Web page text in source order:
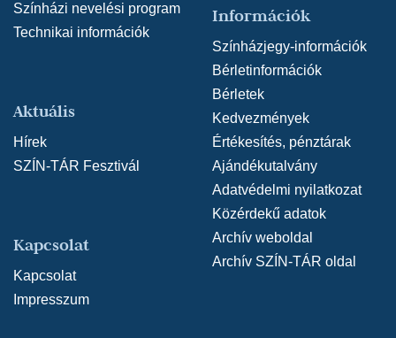
Színházi nevelési program
Technikai információk
Aktuális
Hírek
SZÍN-TÁR Fesztivál
Információk
Színházjegy-információk
Bérletinformációk
Bérletek
Kedvezmények
Értékesítés, pénztárak
Ajándékutalvány
Adatvédelmi nyilatkozat
Közérdekű adatok
Archív weboldal
Archív SZÍN-TÁR oldal
Kapcsolat
Kapcsolat
Impresszum